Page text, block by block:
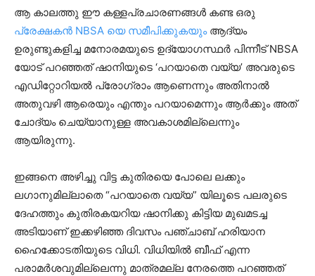
ആ കാലത്തു ഈ കള്ളപ്രചാരണങ്ങൾ കണ്ട ഒരു
പ്രേക്ഷകൻ NBSA യെ സമീപിക്കുകയുംആദ്യം
ഉരുണ്ടുകളിച്ച മനോരമയുടെ ഉദ്യോഗസ്ഥർ പിന്നീട് NBSA
യോട് പറഞ്ഞത് ഷാനിയുടെ ‘പറയാതെ വയ്യ’ അവരുടെ
എഡിറ്റോറിയൽ പ്രോഗ്രാം ആണെന്നും അതിനാൽ
അതുവഴി ആരെയും എന്തും പറയാമെന്നും ആർക്കും അത്
ചോദ്യം ചെയ്യാനുള്ള അവകാശമില്ലെന്നും
ആയിരുന്നു.
ഇങ്ങനെ അഴിച്ചു വിട്ട കുതിരയെ പോലെ ലക്കും
ലഗാനുമില്ലാതെ “പറയാതെ വയ്യ” യിലൂടെ പലരുടെ
ദേഹത്തും കുതിരകയറിയ ഷാനിക്കു കിട്ടിയ മുഖമടച്ച
അടിയാണ് ഇക്കഴിഞ്ഞ ദിവസം പഞ്ചാബ് ഹരിയാന
ഹൈക്കോടതിയുടെ വിധി. വിധിയിൽ ബീഫ് എന്ന
പരാമർശവുമില്ലെന്നു മാത്രമല്ല നേരത്തെ പറഞ്ഞത്